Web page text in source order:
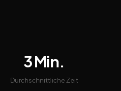
3 Min.
Durchschnittliche Zeit